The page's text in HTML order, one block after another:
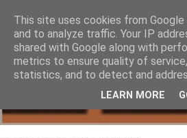
This site uses cookies from
and to analyze traffic. Your IP
shared with Google along with
metrics to ensure quality of
statistics, and to detect and
LEARN MORE